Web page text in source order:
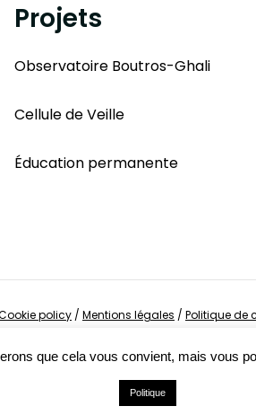
Projets
Observatoire Boutros-Ghali
Cellule de Veille
Éducation permanente
policy / Mentions légales / Politique de
que cela vous convient, mais vous
Politique